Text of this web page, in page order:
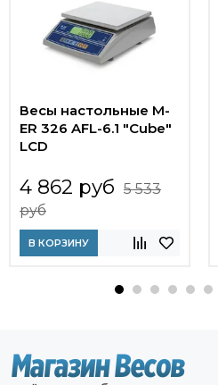
Весы настольные M-
ER 326 AFL-6.1 "Cube"
LCD
4 862 руб 5 533
руб
В КОРЗИНУ